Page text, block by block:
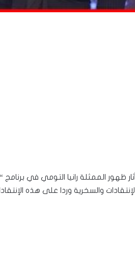
أثار ظهور الممثلة رانيا التومي في
الإنتقادات والسخرية وردا على هذه